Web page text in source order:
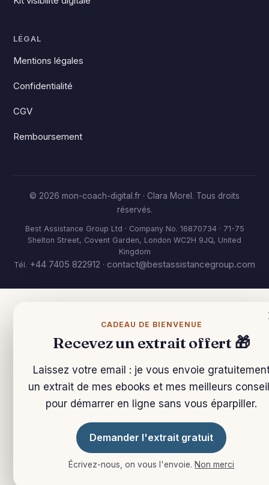
LÉGAL
Mentions légales
Confidentialité
CGV
Remboursement
© 2026 mon-coach-digital.fr · Clara Morel. Tous droits
réservés.
Best Assistance Group Ltd · Company No. 16870734 · 71-75
Shelton Street, Covent Garden, London WC2H 9JQ, United
Kingdom
Tél. +44 7405 822912 · contact@bestassistancegroup.com
CADEAU DE BIENVENUE
Recevez un extrait offert 🎁
Laissez votre email : je vous envoie
un extrait de mes ebooks et mes meilleurs
pour démarrer en ligne sans vous éparpiller.
Demander l'extrait gratuit
Écrivez-nous, on vous l'envoie. Non merci